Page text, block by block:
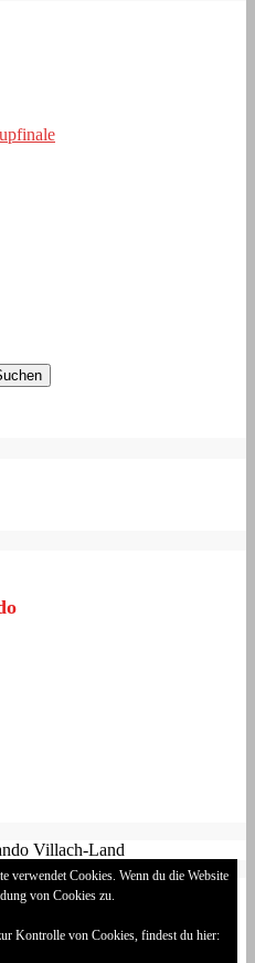
Villach-Land
verwendet Cookies. Wenn du die Website
von Cookies zu.
Kontrolle von Cookies, findest du hier: